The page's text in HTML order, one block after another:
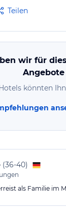
Teilen
wir für
Angebote
könnten
(36-40)
als Familie im